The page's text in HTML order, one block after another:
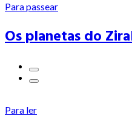
Para passear
Os planetas do
Para ler